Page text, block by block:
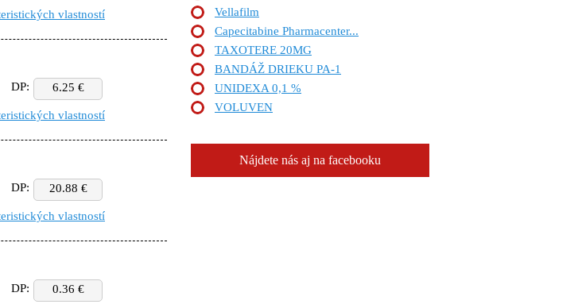
vlastností
DP: 6.25 €
vlastností
DP: 20.88 €
vlastností
DP: 0.36 €
Vellafilm
Capecitabine Pharmacenter...
TAXOTERE 20MG
BANDÁŽ DRIEKU PA-1
UNIDEXA 0,1 %
VOLUVEN
Nájdete nás aj na facebooku